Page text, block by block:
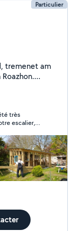
Particulier
tremenet am
distroet er skol
très
escalier,